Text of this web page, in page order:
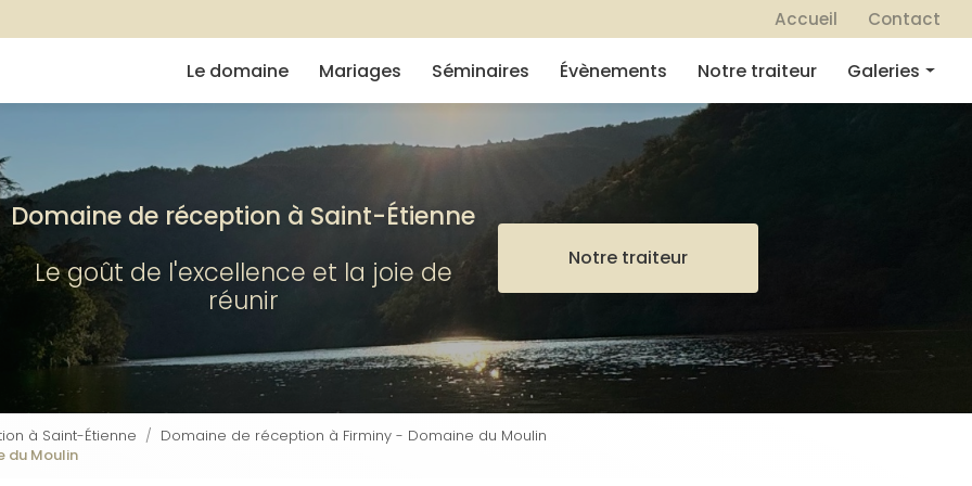
Accueil Contact
Le domaine
Mariages Séminaires Évènements Notre traiteur Galeries
Domaine de réception à Saint-Étienne
Le goût de l'excellence et la joie de
réunir
Notre traiteur
à Saint-Étienne
Domaine de réception à Firminy - Domaine du Moulin
du Moulin